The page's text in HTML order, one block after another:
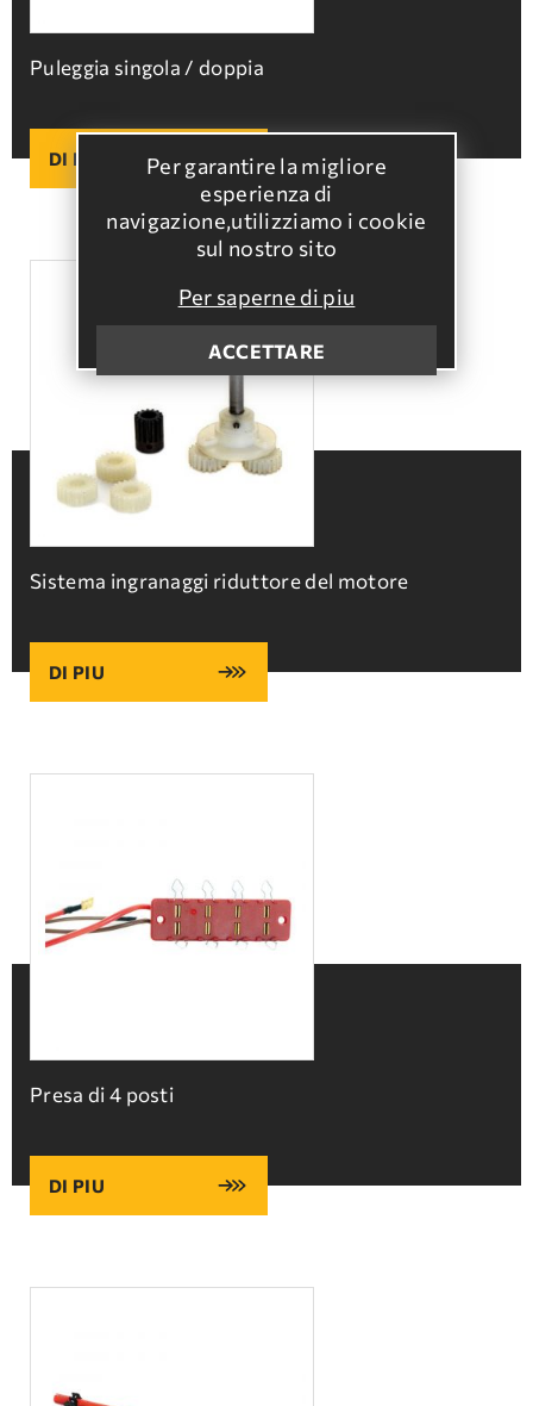
Per garantire la migliore
esperienza di
navigazione,utilizziamo i cookie
sul nostro sito
Per saperne di piu
ACCETTARE
Puleggia singola / doppia
DI PIU
Sistema ingranaggi riduttore del motore
DI PIU
Presa di 4 posti
DI PIU